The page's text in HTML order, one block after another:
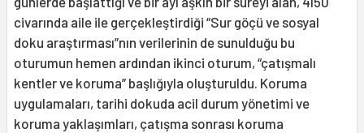
civarında aile ile gerçekleştirdiği “Sur göçü ve sosyal
doku araştırması”nın verilerinin de sunulduğu bu
oturumun hemen ardından ikinci oturum, “çatışmalı
kentler ve koruma” başlığıyla oluşturuldu. Koruma
uygulamaları, tarihi dokuda acil durum yönetimi ve
koruma yaklaşımları, çatışma sonrası koruma